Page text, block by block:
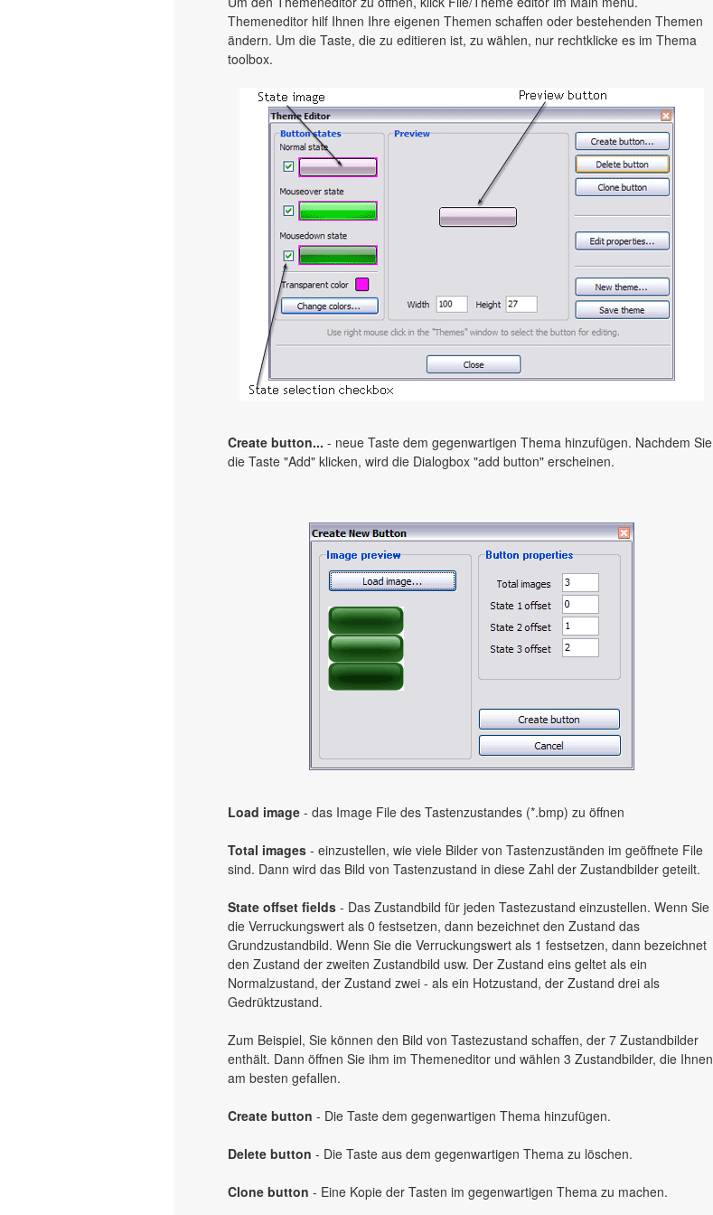
Themeneditor hilf Ihnen Ihre eigenen Themen schaffen oder bestehenden Themen
ändern. Um die Taste, die zu editieren ist, zu wählen, nur rechtklicke es im Thema
toolbox.
Create button... - neue Taste dem gegenwartigen Thema hinzufügen. Nachdem Sie
die Taste "Add" klicken, wird die Dialogbox "add button" erscheinen.
Load image - das Image File des Tastenzustandes (*.bmp) zu öffnen
Total images - einzustellen, wie viele Bilder von Tastenzuständen im geöffnete File
sind. Dann wird das Bild von Tastenzustand in diese Zahl der Zustandbilder geteilt.
State offset fields - Das Zustandbild für jeden Tastezustand einzustellen. Wenn Sie
die Verruckungswert als 0 festsetzen, dann bezeichnet den Zustand das
Grundzustandbild. Wenn Sie die Verruckungswert als 1 festsetzen, dann bezeichnet
den Zustand der zweiten Zustandbild usw. Der Zustand eins geltet als ein
Normalzustand, der Zustand zwei - als ein Hotzustand, der Zustand drei als
Gedrüktzustand.
Zum Beispiel, Sie können den Bild von Tastezustand schaffen, der 7 Zustandbilder
enthält. Dann öffnen Sie ihm im Themeneditor und wählen 3 Zustandbilder, die Ihnen
am besten gefallen.
Create button - Die Taste dem gegenwartigen Thema hinzufügen.
Delete button - Die Taste aus dem gegenwartigen Thema zu löschen.
Clone button - Eine Kopie der Tasten im gegenwartigen Thema zu machen.